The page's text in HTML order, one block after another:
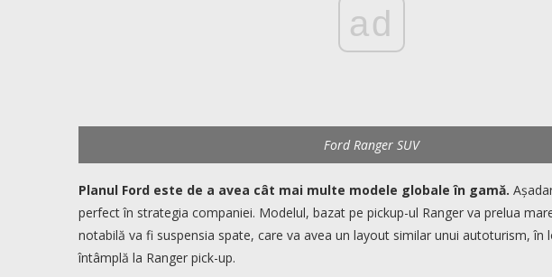
Ford Ranger SUV
ad
Planul Ford este de a avea cât mai multe modele globale în gamă.
perfect în strategia companiei. Modelul, bazat pe pickup-ul Ranger va prelua
notabilă va fi suspensia spate, care va avea un layout similar unui autoturism, în
întâmplă la Ranger pick-up.